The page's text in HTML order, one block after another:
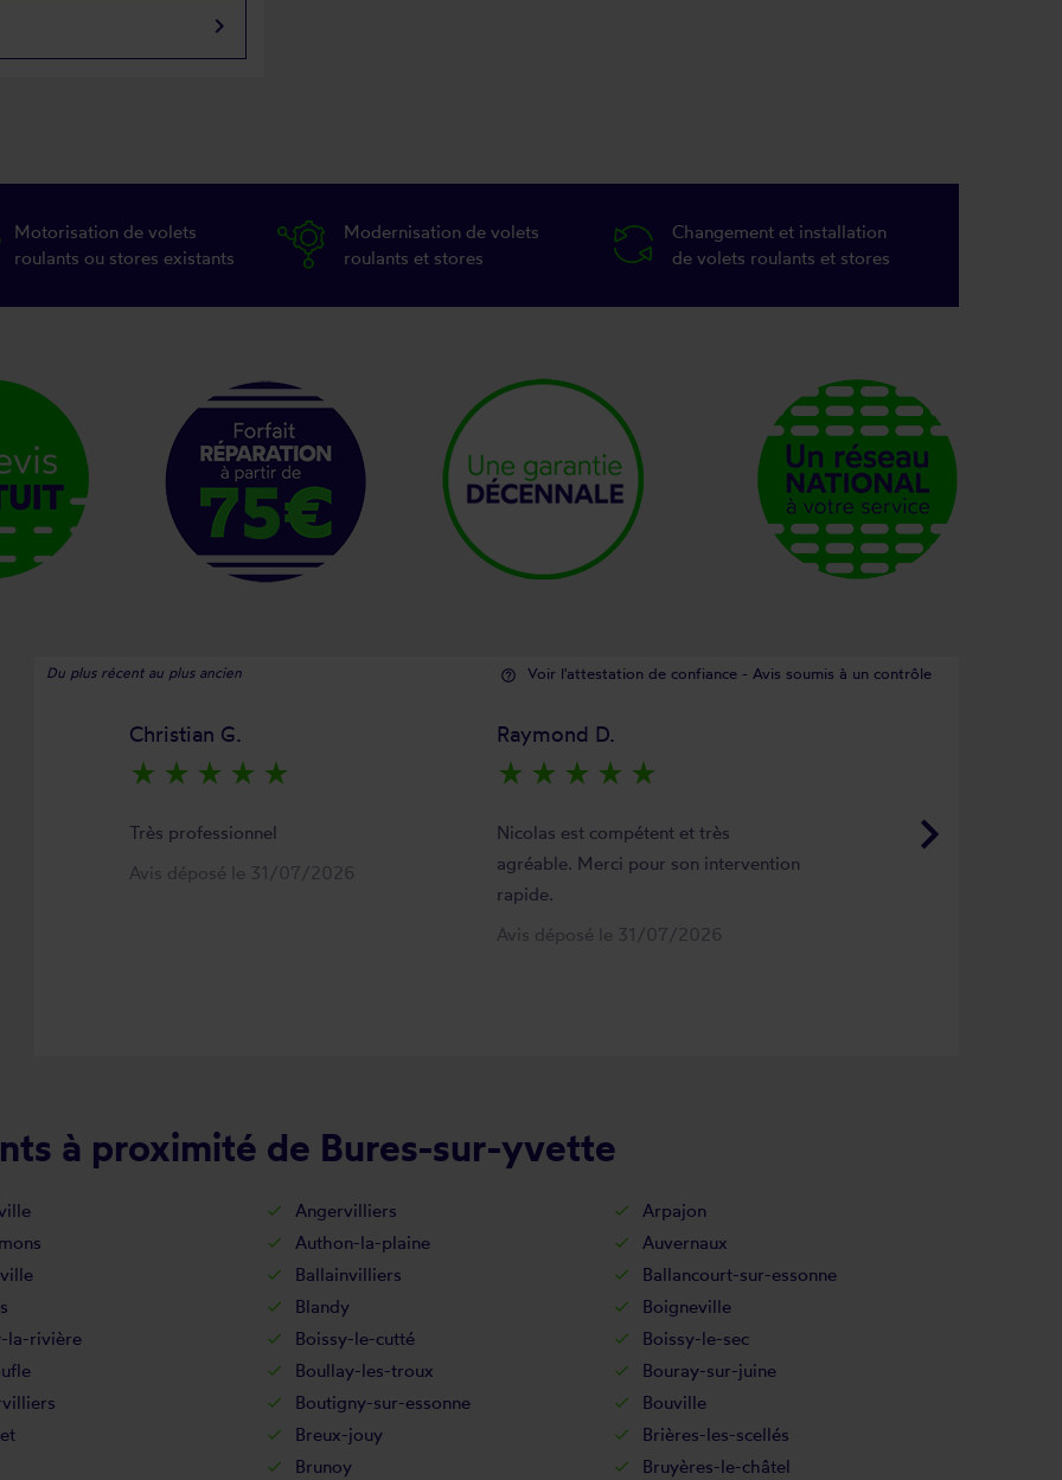
keyboard_arrow_right
Motorisation de volets
roulants ou stores existants
Modernisation de volets
roulants et stores
Changement et installation
de volets roulants et stores
Du plus récent au plus ancien help_outline Voir l'attestation de confiance - Avis soumis à un contrôle
keyboard_arrow_right
Christian G.
star_rate star_rate star_rate star_rate star_rate
Très professionnel
Avis déposé le 31/07/2026
Raymond D.
star_rate star_rate star_rate star_rate star_rate
Nicolas est compétent et très
agréable. Merci pour son intervention
rapide.
Avis déposé le 31/07/2026
à proximité de Bures-sur-yvette
Angervilliers
Arpajon
Authon-la-plaine
Auvernaux
Ballainvilliers
Ballancourt-sur-essonne
Blandy
Boigneville
la-rivière Boissy-le-cutté
Boissy-le-sec
Boullay-les-troux
Bouray-sur-juine
Boutigny-sur-essonne
Bouville
Breux-jouy
Brières-les-scellés
Brunoy
Bruyères-le-châtel